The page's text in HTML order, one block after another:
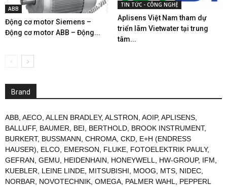
ABB
Động cơ motor Siemens –
Động cơ motor ABB – Động...
TIN TỨC - CÔNG NGHỆ
Aplisens Việt Nam tham dự
triển lãm Vietwater tại trung
tâm...
Brand
ABB AECO ALLEN BRADLEY, ALSTRON AOIP, APLISENS
BALLUFF, BAUMER BEI BERTHOLD BROOK INSTRUMENT,
BURKERT, BUSSMANN CHROMA CKD E+H (ENDRESS
HAUSER)
ELCO EMERSON FLUKE FOTOELEKTRIK PAULY,
GEFRAN GEMU HEIDENHAIN HONEYWELL HW-GROUP, IFM
KUEBLER
LEINE LINDE MITSUBISHI MOOG MTS NIDEC
NORBAR
NOVOTECHNIK OMEGA PALMER WAHL
PEPPERL